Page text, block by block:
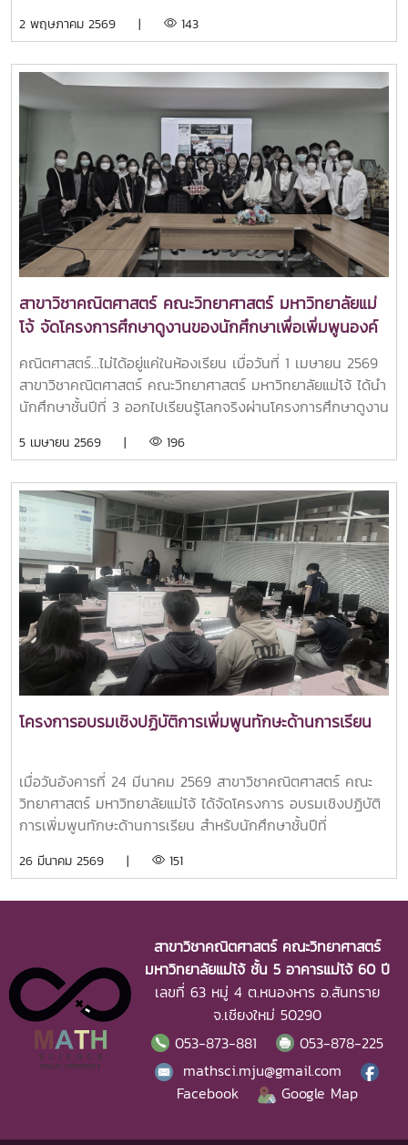
รักษา นางสาวนวดี สิบต๊ะ Strategic Workforce
Analysis of Linear Programming Solvers for Sales
Maximization อาจารย์ที่ปรึกษา: ผศ.ดร.จีรวรรณ พัชรประกิติ
และ อ.ดร.ธวัชชัย เพชรธาราทิพย์ ความสำเร็จครั้งนี้สะท้อนถึง
ศักยภาพด้านการวิจัย ความมุ่งมั่นในการเรียนรู้ และความร่วมมือ
อันเข้มแข็งระหว่างคณาจารย์และนักศึกษาสาขาวิชาคณิตศาสตร์
ที่พร้อมสร้างองค์ความรู้ใหม่และพัฒนาผลงานสู่เวทีวิชาการระดับ
ชาติ
เจาะลึกหัวข้อ “การเทรดหุ้นเชิงปริมาณเบื้องต้น” “การจัดพอร์ต
จริงในสายอาชีพ พร้อมส่งเสริมแนวคิด การเรียนรู้ตลอดชีวิต
(Lifelong Learning) อย่างยั่งยืน ใน วันอาทิตย์ที่ 26 เมษายน
2569 ณ ห้อง Lab 3 ชั้น 5 อาคาร 60 ปี คณะวิทยาศาสตร์ และ
รูปแบบออนไลน์ผ่าน Microsoft Teams ขอบคุณศิษย์เก่าทุกท่าน
ที่ร่วมเป็นส่วนหนึ่งของการพัฒนาไม่หยุดนิ่ง
2 พฤษภาคม 2569 | 143
สาขาวิชาคณิตศาสตร์ คณะวิทยาศาสตร์ มหาวิทยาลัยแม่
โจ้ จัดโครงการศึกษาดูงานของนักศึกษาเพื่อเพิ่มพูนองค์
ความรู้และการประยุกต์ใช้ความรู้ด้วยประสบการณ์จริง
คณิตศาสตร์...ไม่ได้อยู่แค่ในห้องเรียน เมื่อวันที่ 1 เมษายน 2569
สาขาวิชาคณิตศาสตร์ คณะวิทยาศาสตร์ มหาวิทยาลัยแม่โจ้ ได้นำ
นักศึกษาชั้นปีที่ 3 ออกไปเรียนรู้โลกจริงผ่านโครงการศึกษาดูงาน
ด้วยประสบการณ์จริง ณ - ศูนย์อุตุนิยมวิทยาภาคเหนือ -
จริง และเห็นว่า “คณิตศาสตร์” ถูกนำไปใช้ในหลากหลายด้าน เช่น
- การวิเคราะห์ข้อมูล - การพยากรณ์ - การประเมินความเสี่ยง
- จากทฤษฎีในห้องเรียน สู่การนำไปใช้จริงในสถานประกอบการ
ประสบการณ์ครั้งนี้ช่วยให้นักศึกษา มองเห็นเส้นทางอาชีพ และ
เข้าใจบทบาทของคณิตศาสตร์ในโลกปัจจุบันมากยิ่งขึ้น เรียน
คณิตศาสตร์ ไม่ได้เก่งแค่คิด แต่เก่งในการแก้ปัญหาโลกจริง
5 เมษายน 2569 | 196
โครงการอบรมเชิงปฏิบัติการเพิ่มพูนทักษะด้านการเรียน
เมื่อวันอังคารที่ 24 มีนาคม 2569 สาขาวิชาคณิตศาสตร์ คณะ
วิทยาศาสตร์ มหาวิทยาลัยแม่โจ้ ได้จัดโครงการ อบรมเชิงปฏิบัติ
การเพิ่มพูนทักษะด้านการเรียน สำหรับนักศึกษาชั้นปีที่
ประสบการณ์จริง” เพื่อเตรียมความพร้อมสู่เส้นทางวิชาชีพใน
มหาวิทยาลัยแม่โจ้08.00 – 08.30 น. ลงทะเบียน08.30 – 08.45
น. พิธีเปิด โดย ผศ.เยาวลักษณ์ คงธรรม08.45 – 09.00 น.
แบบทดสอบก่อนเรียน09.00 – 10.30 น. บรรยาย “สื่อการสอน
ทางคณิตศาสตร์” โดย ผศ.ดร.เอกพงษ์ ดวงดาย10.30 – 12.00
น. บรรยาย “เทคนิคการสอนทางคณิตศาสตร์” โดย อ.วิเชษฐ์
สิงห์โต12.00 – 13.00 น. พักรับประทานอาหารกลางวัน13.00 –
14.30 น. ปฏิบัติการสร้างสื่อการสอน โดย อ.จุฑามาส สุข
แยง14.30 – 16.00 น. นำเสนอผลงาน + อภิปราย โดย
ผศ.ดร.เอกพงษ์ ดวงดาย และคณะ16.00 – 16.30 น. แบบ
26 มีนาคม 2569 | 151
สาขาวิชาคณิตศาสตร์ คณะวิทยาศาสตร์
มหาวิทยาลัยแม่โจ้ ชั้น 5 อาคารแม่โจ้ 60 ปี
เลขที่ 63 หมู่ 4 ต.หนองหาร อ.สันทราย
จ.เชียงใหม่ 50290
053-873-881
053-878-225
mathsci.mju@gmail.com
Facebook
Google Map